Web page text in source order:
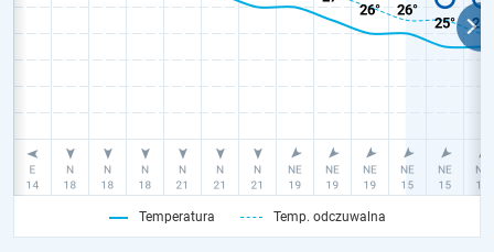
Temperatura Temp. odczuwalna